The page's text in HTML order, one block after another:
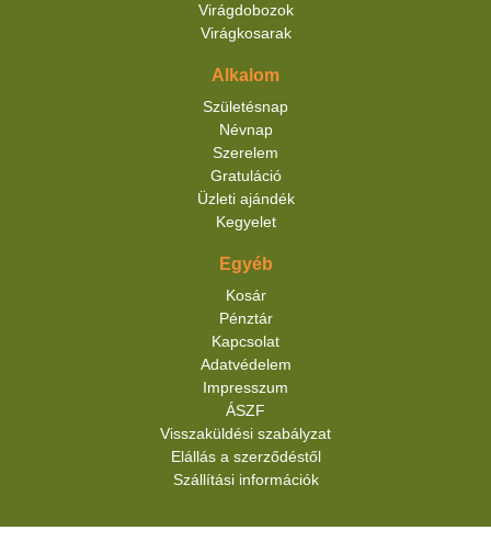
Virágdobozok
Virágkosarak
Alkalom
Születésnap
Névnap
Szerelem
Gratuláció
Üzleti ajándék
Kegyelet
Egyéb
Kosár
Pénztár
Kapcsolat
Adatvédelem
Impresszum
ÁSZF
Visszaküldési szabályzat
Elállás a szerződéstől
Szállítási információk